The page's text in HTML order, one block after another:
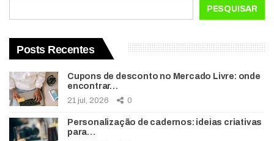
PESQUISAR
Posts Recentes
Cupons de desconto no Mercado Livre: onde
encontrar…
21 jul, 2026 0
Personalização de cadernos: ideias criativas
para…